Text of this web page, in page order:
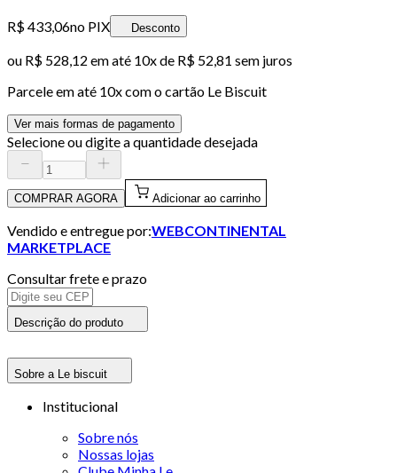
R$ 433,06no PIX Desconto
ou R$ 528,12 em até 10x de R$ 52,81 sem juros
Parcele em até 10x com o cartão Le Biscuit
Ver mais formas de pagamento
Selecione ou digite a quantidade desejada
COMPRAR AGORA Adicionar ao carrinho
Vendido e entregue por:WEBCONTINENTAL
MARKETPLACE
Consultar frete e prazo
Descrição do produto
Sobre a Le biscuit
Institucional
Sobre nós
Nossas lojas